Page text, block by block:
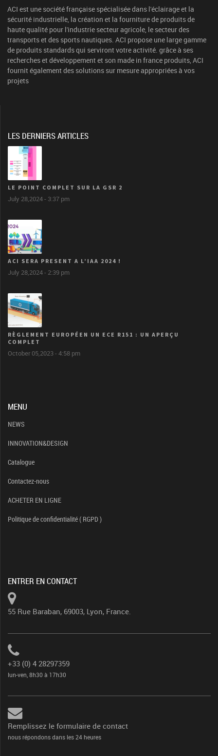
ACI est une société française spécialisée dans l'éclairage et la
sécurité industrielle, la création et la fourniture de produits de
haute qualité pour l'industrie secteur agricole, le secteur des
transports et des sports nautiques. ACI propose une large gamme
de produits standards qui serviront votre activité. grâce à ses
recherches et développement et son made in france produits, ACI
fournit également des solutions sur mesure appropriées à vos
projets
LES DERNIERS ARTICLES
LE POINT COMPLET SUR LA GSR 2
July 28,2024 - 3:37 pm
ACI SERA PRESENT A L’IAA 2024 !
July 28,2024 - 2:39 pm
RÈGLEMENT EUROPÉEN UN ECE R151 : UN APERÇU
COMPLET
October 05,2023 - 4:58 pm
MENU
NEWS
INNOVATION&DESIGN
Catalogue
Contactez-nous
ACHETER EN LIGNE
Politique de confidentialité ( RGPD )
ENTRER EN CONTACT
55 Rue Baraban, 69003, Lyon, France.
+33 (0) 4 28297359
lun-ven, 8h30 à 17h30
Remplissez le formulaire de contact
nous répondons dans les 24 heures